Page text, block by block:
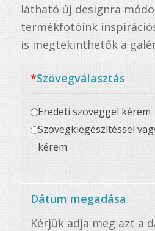
látható új designra
termékfotóink
is megtekinthetők a
*Szövegválasztás
Eredeti szöveggel kérem
Szövegkiegészítéssel
kérem
Dátum megadása
Kérjük adja meg azt a